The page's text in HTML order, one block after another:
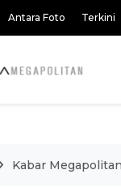
Antara Foto Terkini
Kabar Megapolitan